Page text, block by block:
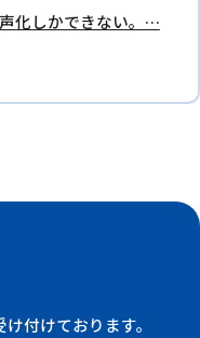
化しかできない。…
付けております。